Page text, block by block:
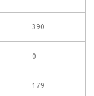
390
0
179